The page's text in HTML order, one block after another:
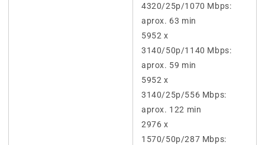
4320/25p/1070 Mbps:
aprox. 63 min
5952 x
3140/50p/1140 Mbps:
aprox. 59 min
5952 x
3140/25p/556 Mbps:
aprox. 122 min
2976 x
1570/50p/287 Mbps: